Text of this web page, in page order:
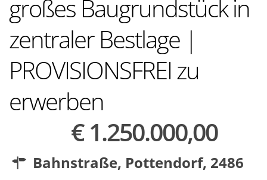
großes Baugrundstück in
zentraler Bestlage |
PROVISIONSFREI zu
erwerben
€ 1.250.000,00
Bahnstraße, Pottendorf, 2486